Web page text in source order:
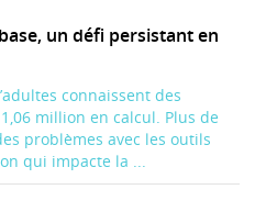
un défi persistant en
connaissent des
million en calcul. Plus de
problèmes avec les outils
qui impacte la ...